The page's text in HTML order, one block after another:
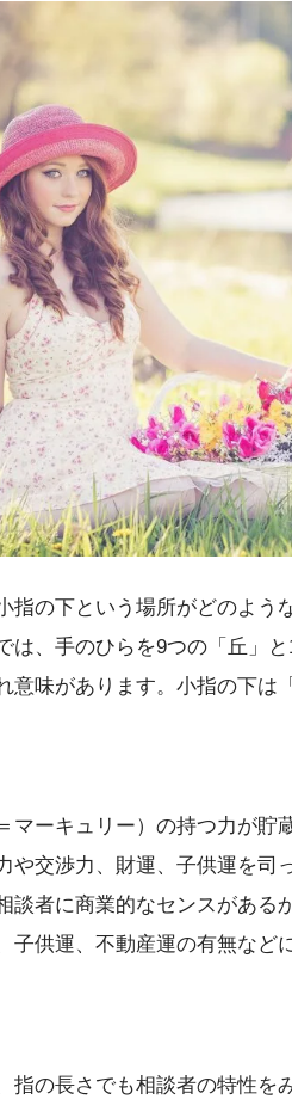
指の下という場所がどのよう
は、手のひらを9つの「丘」
意味があります。小指の下は
マーキュリー）の持つ力が貯
や交渉力、財運、子供運を司
談者に商業的なセンスがある
子供運、不動産運の有無など
指の長さでも相談者の特性を